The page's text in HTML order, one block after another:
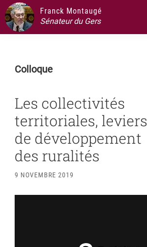
Passer
au
contenu
Passer
la
latérale
Passer
au
pied
page
Franck Montaugé
Sénateur du Gers
Colloque
Les collectivités
territoriales, leviers
de développement
des ruralités
9 NOVEMBRE 2019